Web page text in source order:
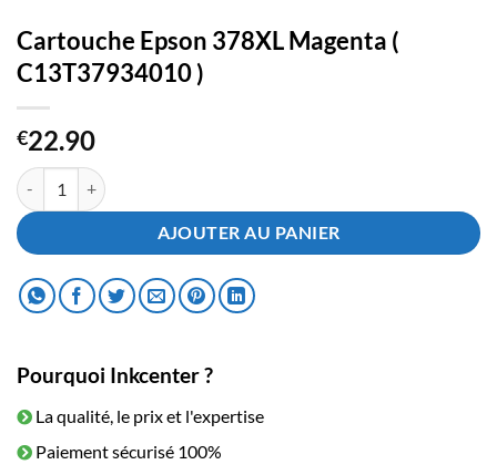
Cartouche Epson 378XL Magenta (
C13T37934010 )
€22.90
quantité de Cartouche Epson 378XL Magenta ( C13T37934010 )
AJOUTER AU PANIER
Pourquoi Inkcenter ?
La qualité, le prix et l'expertise
Paiement sécurisé 100%